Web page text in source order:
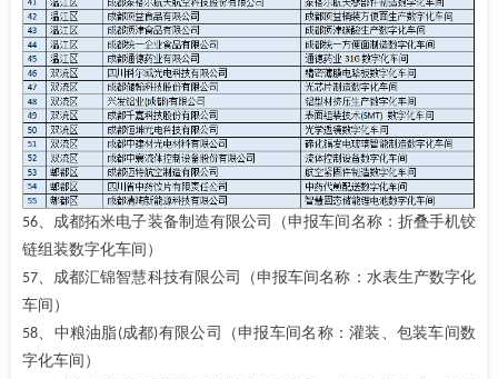
56、成都拓米电子装备制造有限公司（申报车间名称：折叠手机铰
链组装数字化车间）
57、成都汇锦智慧科技有限公司（申报车间名称：水表生产数字化
车间）
58、中粮油脂(成都)有限公司（申报车间名称：灌装、包装车间数
字化车间）